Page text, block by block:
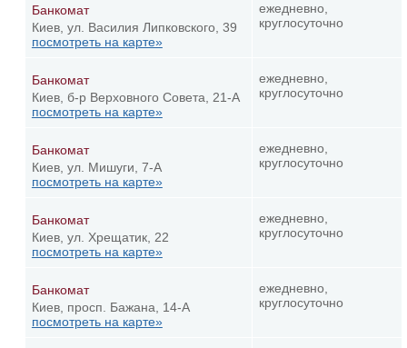
Банкомат
Киев, ул. Василия Липковского, 39
посмотреть на карте»
ежедневно,
круглосуточно
Банкомат
Киев, б-р Верховного Совета, 21-А
посмотреть на карте»
ежедневно,
круглосуточно
Банкомат
Киев, ул. Мишуги, 7-А
посмотреть на карте»
ежедневно,
круглосуточно
Банкомат
Киев, ул. Хрещатик, 22
посмотреть на карте»
ежедневно,
круглосуточно
Банкомат
Киев, просп. Бажана, 14-А
посмотреть на карте»
ежедневно,
круглосуточно